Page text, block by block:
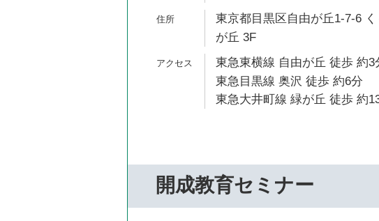
東京都目黒区自由が丘1-7-6
が丘 3F
東急東横線 自由が丘 徒歩 約3
東急目黒線 奥沢 徒歩 約6分
東急大井町線 緑が丘 徒歩 約
開成教育セミナー